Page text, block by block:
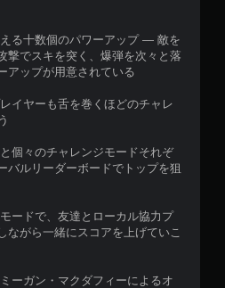
る十数個のパワーアップ ― 敵を
撃でスキを突く、爆弾を次々と落
アップが用意されている
イヤーも舌を巻くほどのチャレ
個々のチャレンジモードそれぞ
バルリーダーボードでトップを狙
ードで、友達とローカル協力プ
ながら一緒にスコアを上げていこ
ーガン・マクダフィーによるオ